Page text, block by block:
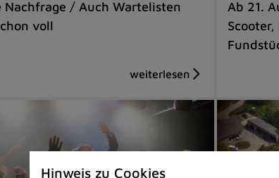
Nachfrage / Auch Wartelisten
voll
Ab 21.
Hinweis zu Cookies